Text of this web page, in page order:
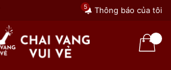
Thông báo của tôi
5